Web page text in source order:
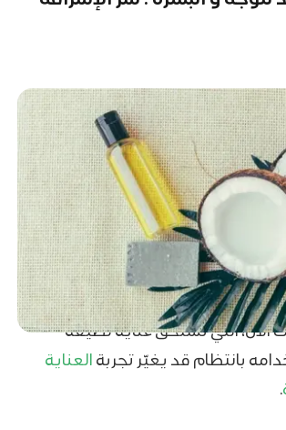
الآن، التي تستحق عناية لطيفة
بانتظام قد يغيّر تجربة العناية
.